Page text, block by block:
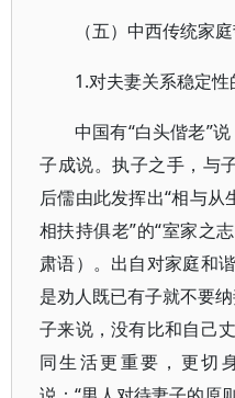
（五）中西传统家
1.对夫妻关系稳定性
中国有“白头偕老”
子成说。执子之手，与
后儒由此发挥出“相与
相扶持俱老”的“室家之
肃语）。出自对家庭和
是劝人既已有子就不要
子来说，没有比和自己
同生活更重要，更切